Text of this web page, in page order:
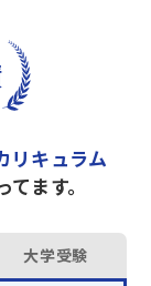
「AI学習診
ゲートする
ンツが
しません
す。
リキュラム
ます。
大学受験